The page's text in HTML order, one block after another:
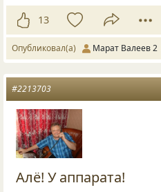
13
Опубликовал(а) Марат Валеев 2
#2213703
Алё! У аппарата!